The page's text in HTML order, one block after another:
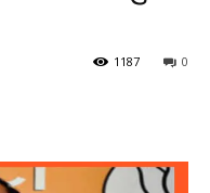
0
1187